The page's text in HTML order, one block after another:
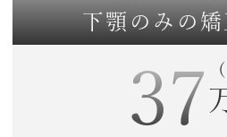
下顎のみの
37